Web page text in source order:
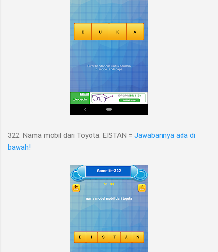
322. Nama mobil dari Toyota: EISTAN = Jawabannya ada di
bawah!